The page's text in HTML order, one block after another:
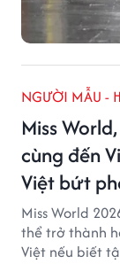
NGƯỜI MẪU -
Miss
cùng đến
Việt bứt
Miss World
thể trở thành
Việt nếu biết